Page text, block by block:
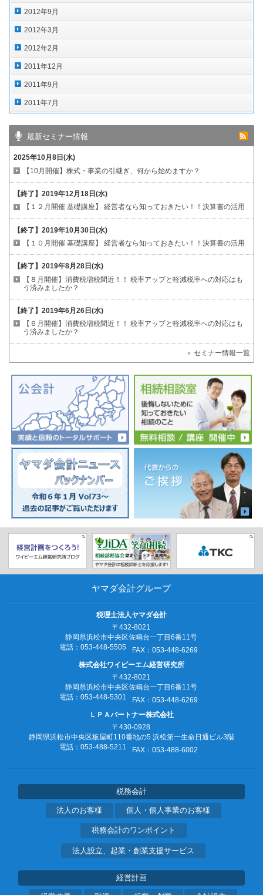
2012年9月
2012年3月
2012年2月
2011年12月
2011年9月
2011年7月
最新セミナー情報
2025年10月8日(水)
【10月開催】株式・事業の引継ぎ、何から始めますか？
【終了】 2019年12月18日(水)
【１２月開催 基礎講座】 経営者なら知っておきたい！！決算書の活用
【終了】 2019年10月30日(水)
【１０月開催 基礎講座】 経営者なら知っておきたい！！決算書の活用
【終了】 2019年8月28日(水)
【８月開催】消費税増税間近！！ 税率アップと軽減税率への対応はも
う済みましたか？
【終了】 2019年6月26日(水)
【６月開催】消費税増税間近！！ 税率アップと軽減税率への対応はも
う済みましたか？
セミナー情報一覧
ヤマダ会計グループ
税理士法人ヤマダ会計
〒432-8021
静岡県浜松市中央区佐鳴台一丁目6番11号
電話：053‐448‐5505
FAX：053‐448‐6269
株式会社ワイビーエム経営研究所
〒432-8021
静岡県浜松市中央区佐鳴台一丁目6番11号
電話：053‐448‐5301
FAX：053‐448‐6269
ＬＰＡパートナー株式会社
〒430-0928
静岡県浜松市中央区板屋町110番地の5 浜松第一生命日通ビル3階
電話：053‐488‐5211
FAX：053‐488‐6002
税務会計
法人のお客様 個人・個人事業のお客様
税務会計のワンポイント
法人設立、起業・創業支援サービス
経営計画